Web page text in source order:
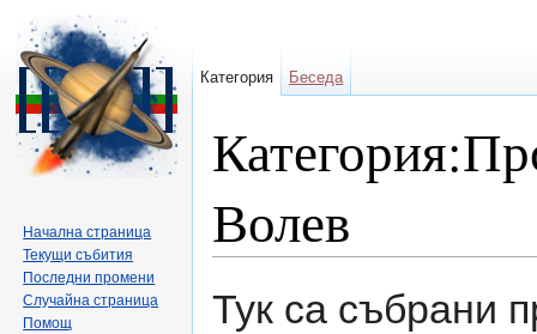
Волев
Тук са събрани
Категория Беседа
Начална страница
Текущи събития
Последни промени
Случайна страница
Помощ